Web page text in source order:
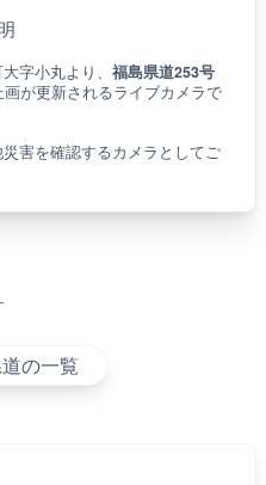
の一覧
字小丸より、 福島県道253号
が更新されるライブカメラで
害を確認するカメラとしてご